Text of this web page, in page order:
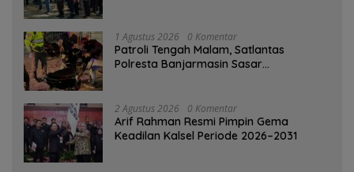
1 Agustus 2026 0 Komentar
Patroli Tengah Malam, Satlantas
Polresta Banjarmasin Sasar
2 Agustus 2026 0 Komentar
Arif Rahman Resmi Pimpin Gema
Keadilan Kalsel Periode 2026–2031